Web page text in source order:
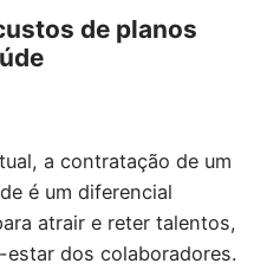
de planos
a contratação de um
é um diferencial
atrair e reter talentos,
dos colaboradores.